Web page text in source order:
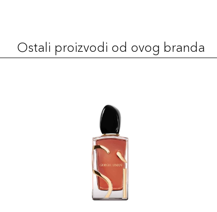
Ostali proizvodi od ovog branda